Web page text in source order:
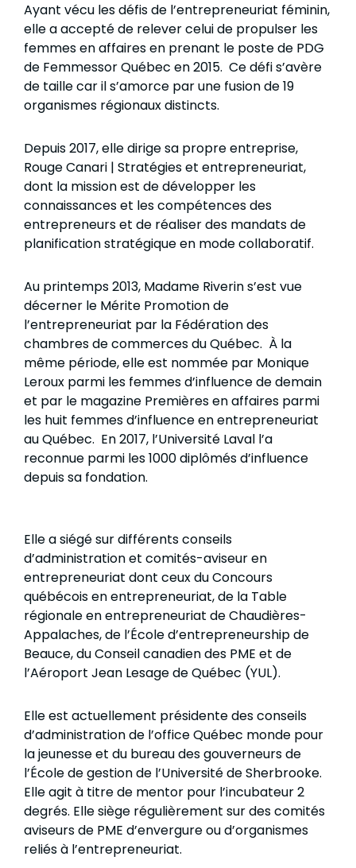
Ayant vécu les défis de l’entrepreneuriat féminin,
elle a accepté de relever celui de propulser les
femmes en affaires en prenant le poste de PDG
de Femmessor Québec en 2015. Ce défi s’avère
de taille car il s’amorce par une fusion de 19
organismes régionaux distincts.
Depuis 2017, elle dirige sa propre entreprise,
Rouge Canari | Stratégies et entrepreneuriat,
dont la mission est de développer les
connaissances et les compétences des
entrepreneurs et de réaliser des mandats de
planification stratégique en mode collaboratif.
Au printemps 2013, Madame Riverin s’est vue
décerner le Mérite Promotion de
l’entrepreneuriat par la Fédération des
chambres de commerces du Québec. À la
même période, elle est nommée par Monique
Leroux parmi les femmes d’influence de demain
et par le magazine Premières en affaires parmi
les huit femmes d’influence en entrepreneuriat
au Québec. En 2017, l’Université Laval l’a
reconnue parmi les 1000 diplômés d’influence
depuis sa fondation.
Elle a siégé sur différents conseils
d’administration et comités-aviseur en
entrepreneuriat dont ceux du Concours
québécois en entrepreneuriat, de la Table
régionale en entrepreneuriat de Chaudières-
Appalaches, de l’École d’entrepreneurship de
Beauce, du Conseil canadien des PME et de
l’Aéroport Jean Lesage de Québec (YUL).
Elle est actuellement présidente des conseils
d’administration de l’office Québec monde pour
la jeunesse et du bureau des gouverneurs de
l’École de gestion de l’Université de Sherbrooke.
Elle agit à titre de mentor pour l’incubateur 2
degrés. Elle siège régulièrement sur des comités
aviseurs de PME d’envergure ou d’organismes
reliés à l’entrepreneuriat.